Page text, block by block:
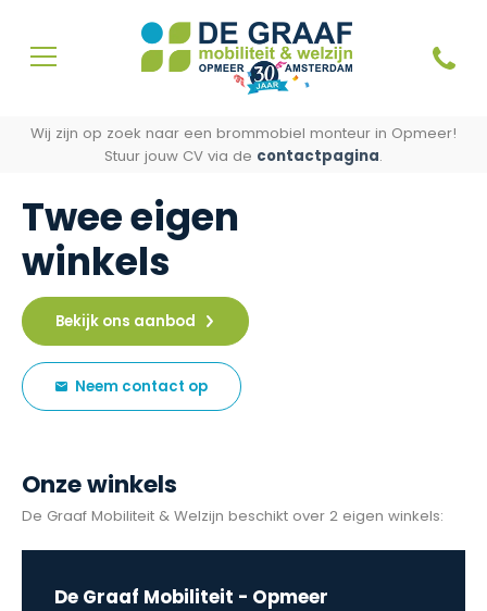
Wij zijn op zoek naar een brommobiel monteur in Opmeer!
Stuur jouw CV via de contactpagina.
Twee eigen
winkels
Bekijk ons aanbod
Neem contact op
Onze winkels
De Graaf Mobiliteit & Welzijn beschikt over 2 eigen winkels:
De Graaf Mobiliteit - Opmeer